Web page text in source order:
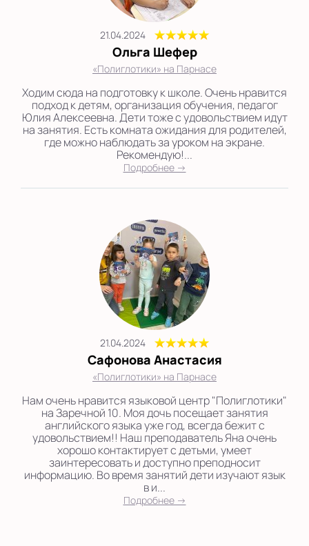
21.04.2024
Ольга Шефер
«Полиглотики» на Парнасе
Ходим сюда на подготовку к школе. Очень нравится
подход к детям, организация обучения, педагог
Юлия Алексеевна. Дети тоже с удовольствием идут
на занятия. Есть комната ожидания для родителей,
где можно наблюдать за уроком на экране.
Рекомендую!...
Подробнее →
21.04.2024
Сафонова Анастасия
«Полиглотики» на Парнасе
Нам очень нравится языковой центр "Полиглотики"
на Заречной 10. Моя дочь посещает занятия
английского языка уже год, всегда бежит с
удовольствием!! Наш преподаватель Яна очень
хорошо контактирует с детьми, умеет
заинтересовать и доступно преподносит
информацию. Во время занятий дети изучают язык
в и...
Подробнее →